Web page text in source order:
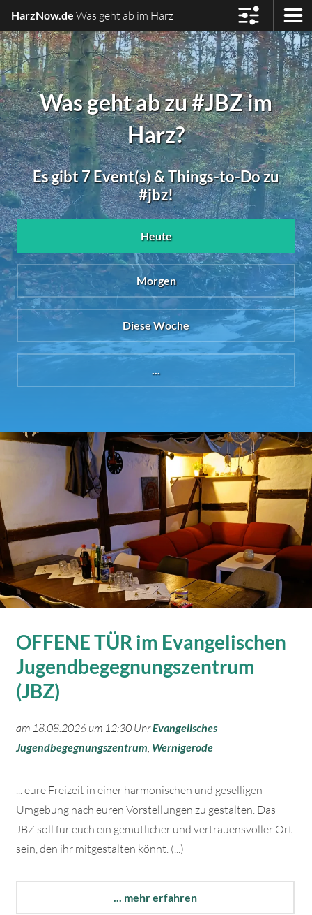
HarzNow.de Was geht ab im Harz
Was geht ab zu #JBZ im
Harz?
Es gibt 7 Event(s) & Things-to-Do zu
#jbz!
Heute
Morgen
Diese Woche
OFFENE TÜR im Evangelischen
Jugendbegegnungszentrum
(JBZ)
am 18.08.2026 um 12:30 UhrEvangelisches
Jugendbegegnungszentrum Wernigerode
... eure Freizeit in einer harmonischen und geselligen
Umgebung nach euren Vorstellungen zu gestalten. Das
JBZ soll für euch ein gemütlicher und vertrauensvoller Ort
sein, den ihr mitgestalten könnt. (...)
... mehr erfahren